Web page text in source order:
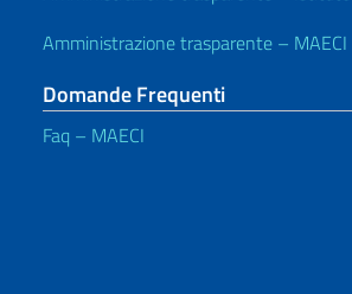
Amministrazione trasparente – MAECI
Domande Frequenti
Faq – MAECI